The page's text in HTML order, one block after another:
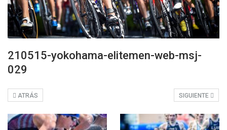
210515-yokohama-elitemen-web-msj-
029
SIGUIENTE
ATRÁS